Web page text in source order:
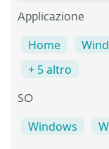
Applicazione
Home
+ 5 altro
SO
Windows